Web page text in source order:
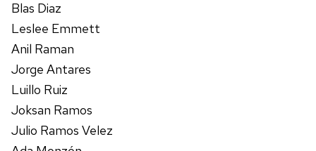
6698 sayılı Kişisel Verilerin Korunması Kanunu uyarınca
ilgili mevzuata uygun olarak kullanılan çerezlerle ilgili bilgi
almak için lütfen
Blas Diaz
Leslee Emmett
Anil Raman
Jorge Antares
Luillo Ruiz
Joksan Ramos
Julio Ramos Velez